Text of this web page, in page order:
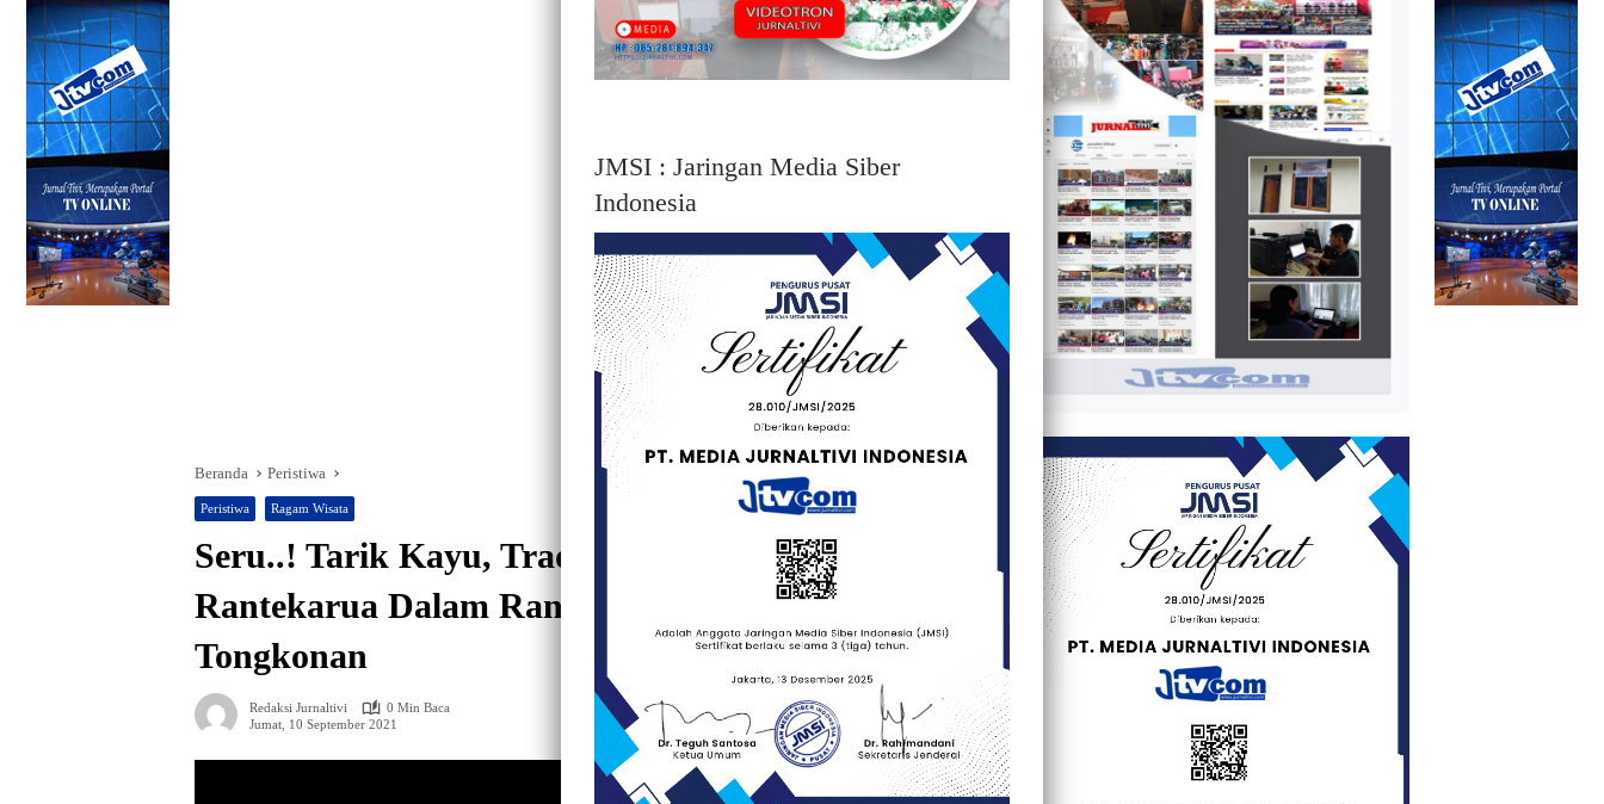
Beranda Peristiwa
Peristiwa Ragam Wisata
Seru..! Tarik Kayu, Tradisi Masyarakat Awan
Rantekarua Dalam Rangkaian Pembuatan
Tongkonan
Redaksi Jurnaltivi
0 Min Baca
Jumat, 10 September 2021
JMSI : Jaringan Media Siber
Indonesia